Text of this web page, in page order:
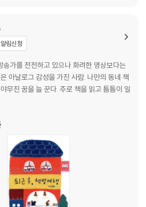
, 새로운 모습의 서점
림신청
송가를 전전하고 있으나 화려한 영상보다는
아날로그 감성을 가진 사람. 나만의 동네 책
무진 꿈을 늘 꾼다. 주로 책을 읽고 틈틈이 일